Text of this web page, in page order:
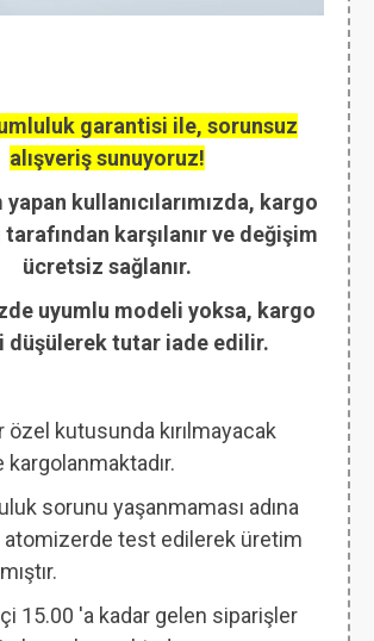
garantisi ile, sorunsuz
alışveriş sunuyoruz!
yapan kullanıcılarımızda, kargo
tarafından karşılanır ve değişim
ücretsiz sağlanır.
uyumlu modeli yoksa, kargo
düşülerek tutar iade edilir.
özel kutusunda kırılmayacak
kargolanmaktadır.
sorunu yaşanmaması adına
atomizerde test edilerek üretim
15.00 'a kadar gelen siparişler